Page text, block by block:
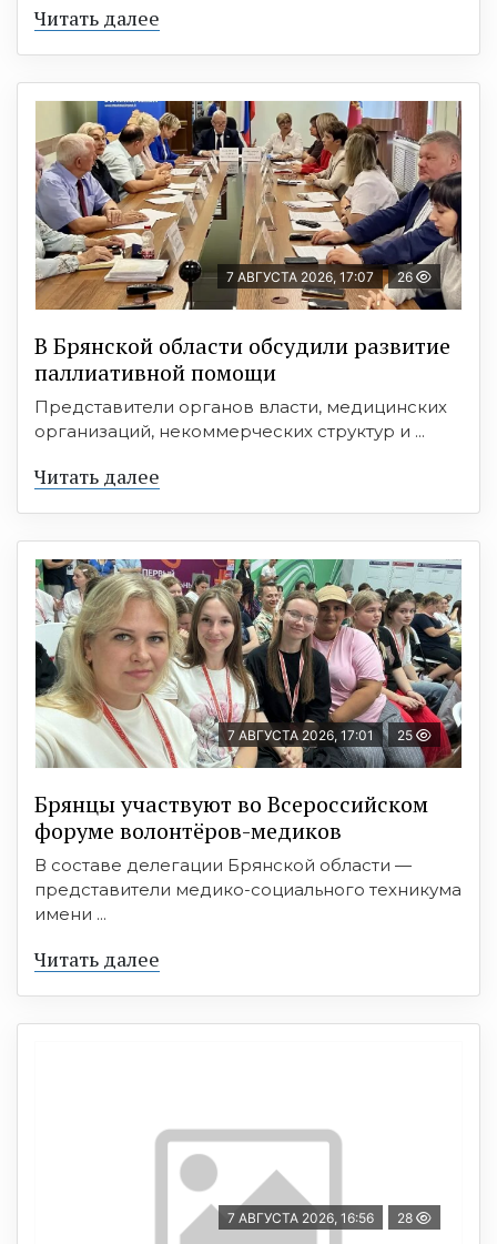
Читать далее
7 АВГУСТА 2026, 17:07 26
В Брянской области обсудили развитие
паллиативной помощи
Представители органов власти, медицинских
организаций, некоммерческих структур и ...
Читать далее
7 АВГУСТА 2026, 17:01 25
Брянцы участвуют во Всероссийском
форуме волонтёров-медиков
В составе делегации Брянской области —
представители медико-социального техникума
имени ...
Читать далее
7 АВГУСТА 2026, 16:56 28